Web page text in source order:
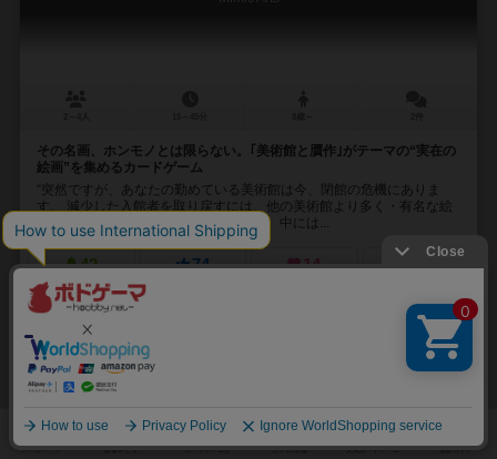
その名画、ホンモノとは限らない。｢美術館と贋作｣がテーマの“実在の
絵画”を集めるカードゲーム
“突然ですが、あなたの勤めている美術館は今、閉館の危機にありま
す。 減少した入館者を取り戻すには、他の美術館より多く・有名な絵
画を集めなければいけません。 しかし、中には...
42 74 14 75
32